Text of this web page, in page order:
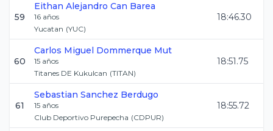
59
Eithan Alejandro Can Barea
16 años
Yucatan (YUC)
18:46.30
60
Carlos Miguel Dommerque Mut
15 años
Titanes DE Kukulcan (TITAN)
18:51.75
61
Sebastian Sanchez Berdugo
15 años
Club Deportivo Purepecha (CDPUR)
18:55.72